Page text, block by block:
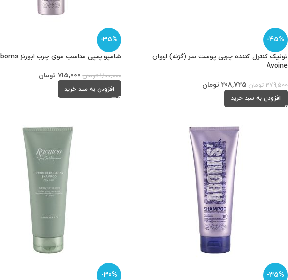
-45%
تونیک کنترل کننده چربی پوست سر (گزنه) اووان
Avoine
379,500 تومان 208,725 تومان
افزودن به سبد خرید
-35%
شامپو پمپی مناسب موی چرب ابورنز Aborns
1,100,000 تومان 715,000 تومان
افزودن به سبد خرید
-35%
-30%